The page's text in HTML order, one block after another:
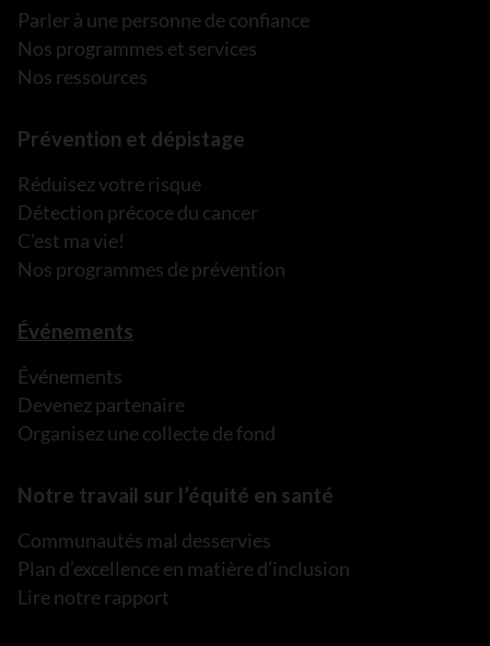
Parler à une personne de confiance
Nos programmes et services
Nos ressources
Prévention et dépistage
Réduisez votre risque
Détection précoce du cancer
C’est ma vie!
Nos programmes de prévention
Événements
Événements
Devenez partenaire
Organisez une collecte de fond
Notre travail sur l’équité en santé
Communautés mal desservies
Plan d’excellence en matière d’inclusion
Lire notre rapport